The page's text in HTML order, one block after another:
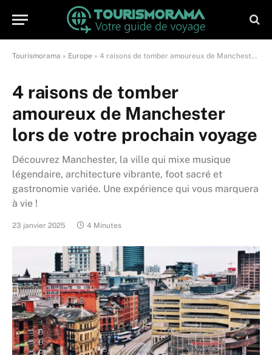
Tourismorama » Europe » 4 raisons de tomber amoureux de Manchester lors de votre prochain voyage
4 raisons de tomber
amoureux de Manchester
lors de votre prochain voyage
Découvrez Manchester, la ville qui mixe musique
légendaire, architecture vibrante, foot sacré et
gastronomie variée. Une expérience qui vous marquera
à vie !
23 janvier 2025 4 Minutes